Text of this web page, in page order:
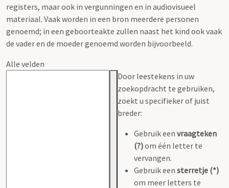
registers, maar ook in vergunningen en in audiovisueel
materiaal. Vaak worden in een bron meerdere personen
genoemd; in een geboorteakte zullen naast het kind ook vaak
de vader en de moeder genoemd worden bijvoorbeeld.
Alle velden
Door leestekens in uw
zoekopdracht te gebruiken,
zoekt u specifieker of juist
breder:
Gebruik een vraagteken
(?)om één letter te
vervangen.
Gebruik een sterretje (*)
om meer letters te